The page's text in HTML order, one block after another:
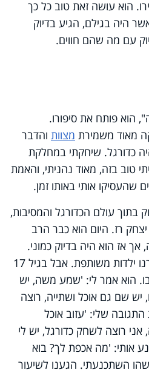
הוא עושה זאת טוב כל כך
היה בגילם, הגיע בדיוק
עם מה שהם חווים.
הוא פותח את סיפורו.
מאוד משמירת מצוות והדבר
כדורגל. שיחקתי במחלקת
טוב בזה, מאוד נהניתי, והאמת
שהעסיקו אותי באותו זמן.
עמוק בתוך עולם הכדורגל והמסיבות,
רז. היום הוא כבר הרב
אז הוא היה בדיוק כמוני.
היינו חברים מגיל אפס ועברנו ילדות משותפת. אבל בגיל 17
הוא אמר לי: 'שמע משה, יש
שם גם אוכל ושתייה, רוצה
התגובה שלי: 'עזוב אוכל
אני רוצה לשחק כדורגל, יש לי
אותי: 'מה אכפת לך? בוא
השתכנעתי. הגענו לשיעור